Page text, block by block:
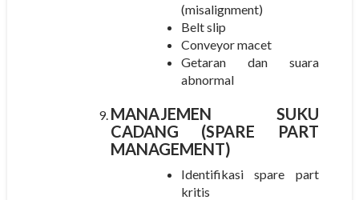
(misalignment)
Belt slip
Conveyor macet
Getaran dan suara
abnormal
MANAJEMEN SUKU
CADANG (SPARE PART
MANAGEMENT)
Identifikasi spare part
kritis